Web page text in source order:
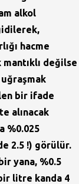
alkol
hacme
değilse
uğraşmak
bir ifade
alınacak
%0.025
2.5 !) görülür.
yana, %0.5
litre kanda 4